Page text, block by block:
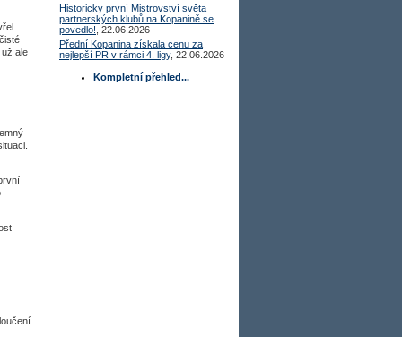
ale
Historicky první Mistrovství světa
partnerských klubů na Kopanině se
povedlo! , 22.06.2026
Přední Kopanina získala cenu za
nejlepší PR v rámci 4. ligy, 22.06.2026
Kompletní přehled...